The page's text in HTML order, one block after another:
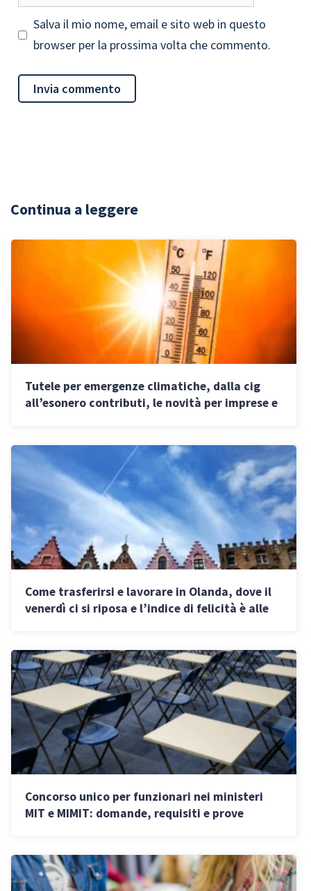
web
Salva il mio nome, email e sito web in questo
browser per la prossima volta che commento.
Continua a leggere
Tutele per emergenze climatiche, dalla cig
all’esonero contributi, le novità per imprese e
Come trasferirsi e lavorare in Olanda, dove il
venerdì ci si riposa e l’indice di felicità è alle
Concorso unico per funzionari nei ministeri
MIT e MIMIT: domande, requisiti e prove